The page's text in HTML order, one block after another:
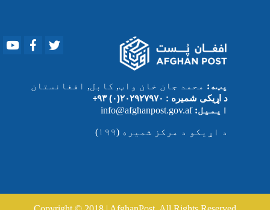
YoutubeFacebook
پټه: محمد جان خان واټ, کابل, افغانستان
د اړیکی شمیره : ۲۰۲۹۲۷۹۷۰(۰) ۹۳ +
ایمیل: info@afghanpost.gov.af
د اړیکو د مرکز شمیره (۱۹۹)